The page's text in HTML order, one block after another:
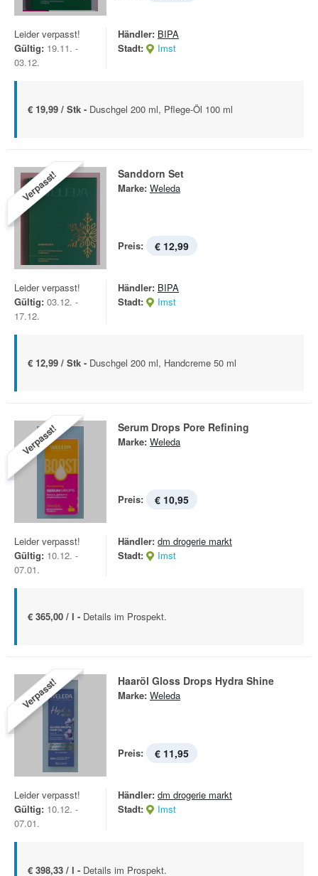
Leider verpasst!
Gültig: 19.11. -
03.12.
Händler: BIPA
Stadt:
Imst
€ 19,99 / Stk - Duschgel 200 ml, Pflege-Öl 100 ml
Verpasst! Sanddorn Set
Marke: Weleda
Preis: € 12,99
Leider verpasst!
Gültig: 03.12. -
17.12.
Händler: BIPA
Stadt:
Imst
€ 12,99 / Stk - Duschgel 200 ml, Handcreme 50 ml
Verpasst! Serum Drops Pore Refining
Marke: Weleda
Preis: € 10,95
Leider verpasst!
Gültig: 10.12. -
07.01.
Händler: dm drogerie markt
Stadt:
Imst
€ 365,00 / l - Details im Prospekt.
Verpasst! Haaröl Gloss Drops Hydra Shine
Marke: Weleda
Preis: € 11,95
Leider verpasst!
Gültig: 10.12. -
07.01.
Händler: dm drogerie markt
Stadt:
Imst
€ 398,33 / l - Details im Prospekt.